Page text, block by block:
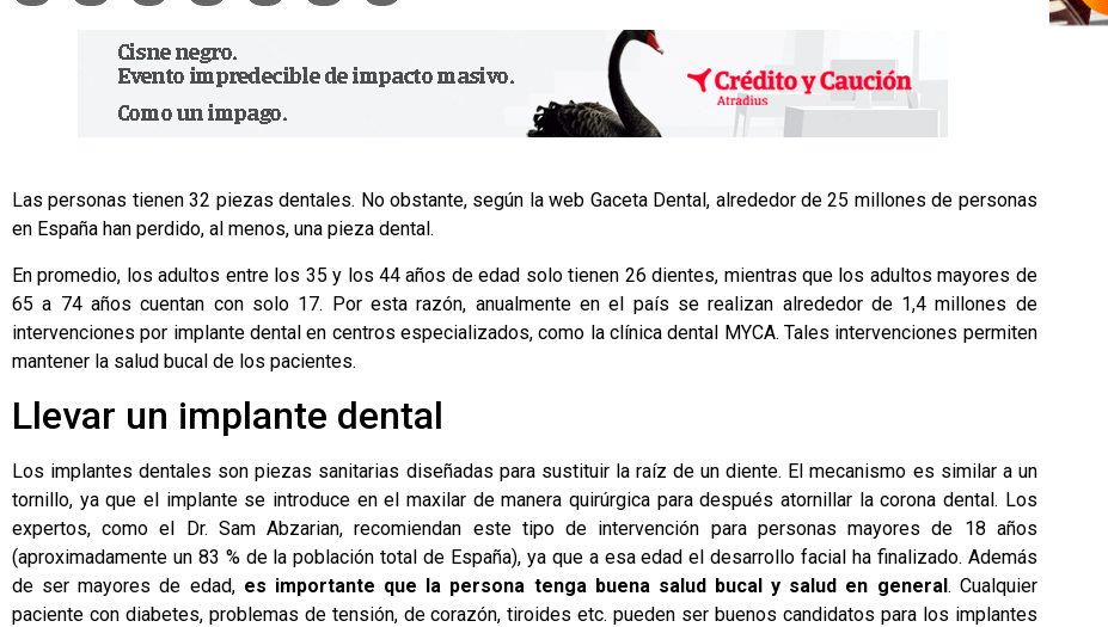
Las personas tienen 32 piezas dentales. No obstante, según la web Gaceta Dental, alrededor de 25 millones de personas
en España han perdido, al menos, una pieza dental.
En promedio, los adultos entre los 35 y los 44 años de edad solo tienen 26 dientes, mientras que los adultos mayores de
65 a 74 años cuentan con solo 17. Por esta razón, anualmente en el país se realizan alrededor de 1,4 millones de
intervenciones por implante dental en centros especializados, como la clínica dental MYCA. Tales intervenciones permiten
mantener la salud bucal de los pacientes.
Llevar un implante dental
Los implantes dentales son piezas sanitarias diseñadas para sustituir la raíz de un diente. El mecanismo es similar a un
tornillo, ya que el implante se introduce en el maxilar de manera quirúrgica para después atornillar la corona dental. Los
expertos, como el Dr. Sam Abzarian, recomiendan este tipo de intervención para personas mayores de 18 años
(aproximadamente un 83 % de la población total de España), ya que a esa edad el desarrollo facial ha finalizado. Además
de ser mayores de edad,es importante que la persona tenga buena salud bucal y salud en general. Cualquier
paciente con diabetes, problemas de tensión, de corazón, tiroides etc. pueden ser buenos candidatos para los implantes